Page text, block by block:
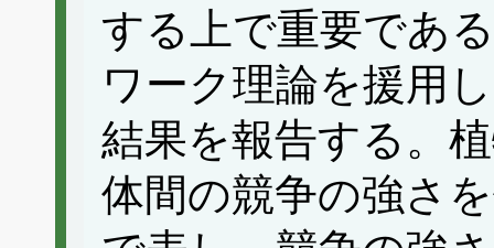
する上で重要であ
ワーク理論を援用
結果を報告する。
体間の競争の強さ